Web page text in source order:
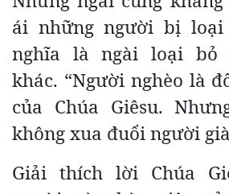
ái những người bị loại
nghĩa là ngài loại bỏ
khác. “Người nghèo là
của Chúa Giêsu.
không xua đuổi người
Giải thích lời Chúa